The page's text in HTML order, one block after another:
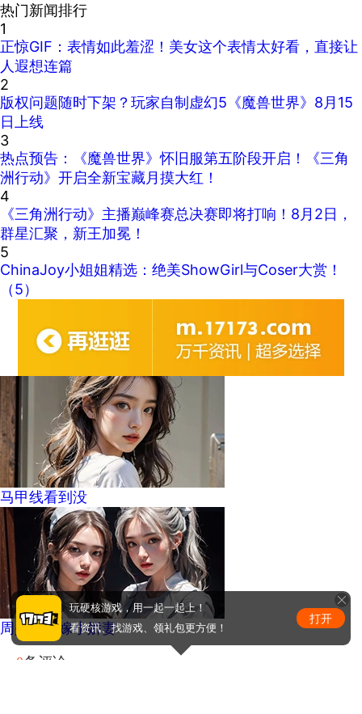
热门新闻排行
1
正惊GIF：表情如此羞涩！美女这个表情太好看，直接让
人遐想连篇
2
版权问题随时下架？玩家自制虚幻5《魔兽世界》8月15
日上线
3
热点预告：《魔兽世界》怀旧服第五阶段开启！《三角
洲行动》开启全新宝藏月摸大红！
4
《三角洲行动》主播巅峰赛总决赛即将打响！8月2日，
群星汇聚，新王加冕！
5
ChinaJoy小姐姐精选：绝美ShowGirl与Coser大赏！
（5）
马甲线看到没
周少的替嫁小娇妻
0条评论
玩硬核游戏，用一起一起上！
看资讯、找游戏、领礼包更方便！
打开